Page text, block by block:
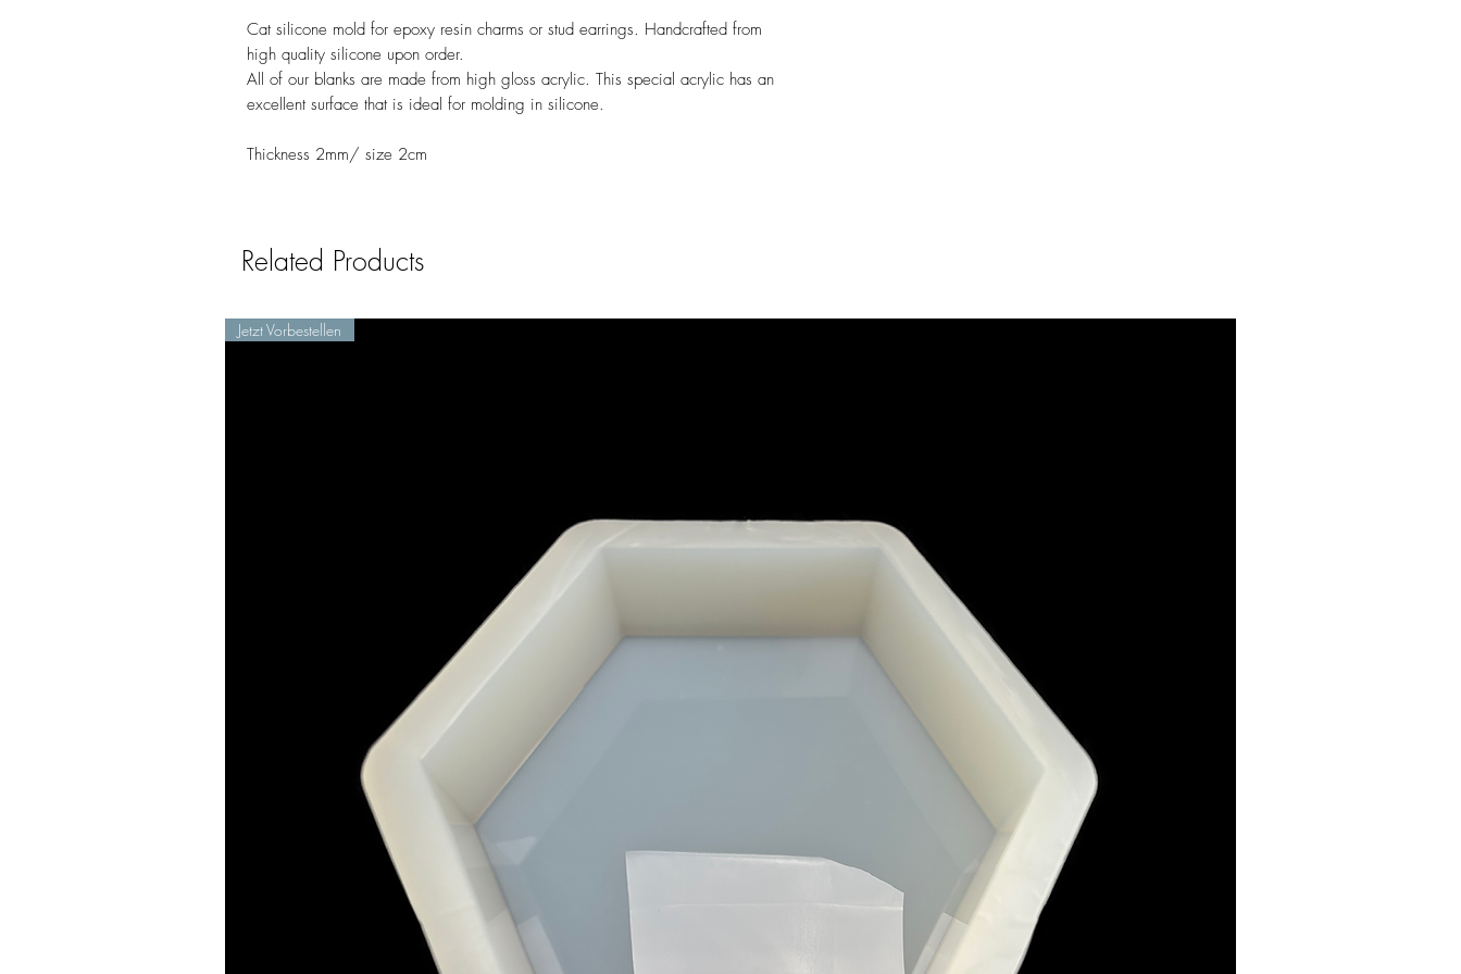
Cat silicone mold for epoxy resin charms or stud earrings. Handcrafted from
high quality silicone upon order.
All of our blanks are made from high gloss acrylic. This special acrylic has an
excellent surface that is ideal for molding in silicone.
Thickness 2mm/ size 2cm
Related Products
Jetzt Vorbestellen